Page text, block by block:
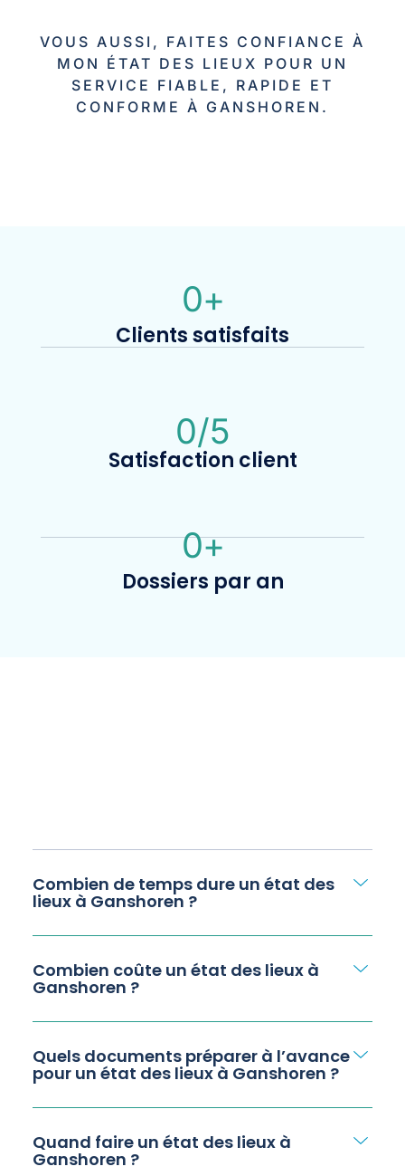
VOUS AUSSI, FAITES CONFIANCE À
MON ÉTAT DES LIEUX POUR UN
SERVICE FIABLE, RAPIDE ET
CONFORME À GANSHOREN.
Clients satisfaits
0+
Satisfaction client
0/5
Dossiers par an
0+
Combien de temps dure un état des
lieux à Ganshoren ?
Combien coûte un état des lieux à
Ganshoren ?
Quels documents préparer à l’avance
pour un état des lieux à Ganshoren ?
Quand faire un état des lieux à
Ganshoren ?